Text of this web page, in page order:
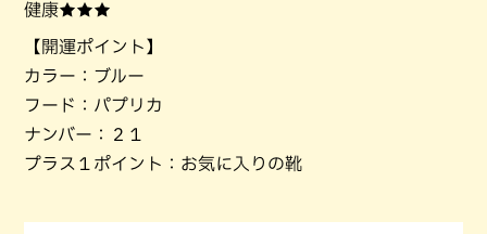
健康★★★
【開運ポイント】
カラー：ブルー
フード：パプリカ
ナンバー：２１
プラス１ポイント：お気に入りの靴